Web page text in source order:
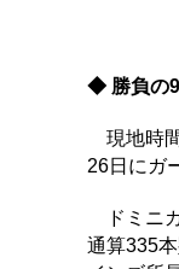
◆ 勝負の
現地時
26日にガ
ドミニ
通算335